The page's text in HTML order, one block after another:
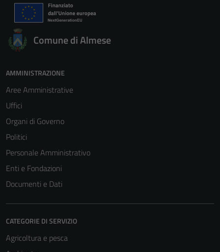
Comune di Almese
AMMINISTRAZIONE
Aree Amministrative
Uffici
Organi di Governo
Politici
Personale Amministrativo
Enti e Fondazioni
Documenti e Dati
CATEGORIE DI SERVIZIO
Agricoltura e pesca
possono